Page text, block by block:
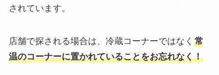
されています。
店舗で探される場合は、冷蔵コーナーではなく 常
温のコーナーに置かれていることをお忘れなく！